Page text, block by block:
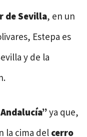
de Sevilla, en un
Estepa es
y de la
ya que,
la cima del cerro